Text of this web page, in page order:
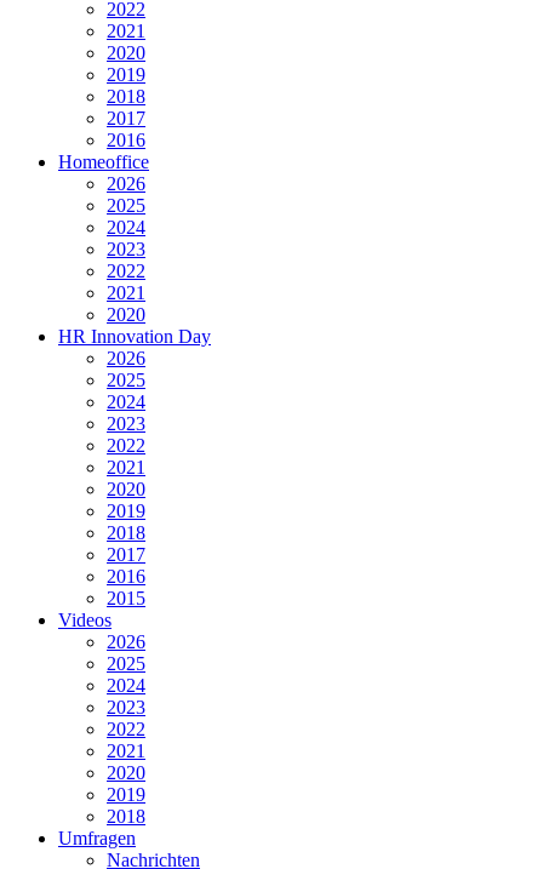
2022
2021
2020
2019
2018
2017
2016
Homeoffice
2026
2025
2024
2023
2022
2021
2020
HR Innovation Day
2026
2025
2024
2023
2022
2021
2020
2019
2018
2017
2016
2015
Videos
2026
2025
2024
2023
2022
2021
2020
2019
2018
Umfragen
Nachrichten